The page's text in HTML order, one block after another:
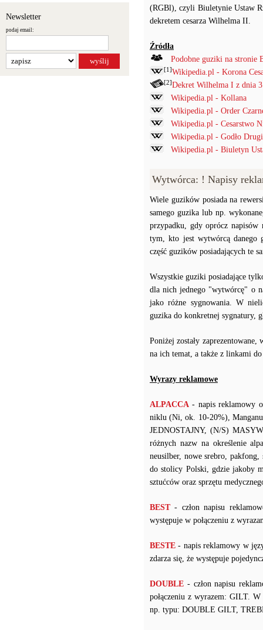
Newsletter
podaj email:
(RGBl), czyli Biuletynie Ustaw
dekretem cesarza Wilhelma II.
Źródła
Podobne guziki na stronie
[1]Wikipedia.pl - Korona
[2]Dekret Wilhelma I z dnia
Wikipedia.pl - Kollana
Wikipedia.pl - Order
Wikipedia.pl - Cesarstwo
Wikipedia.pl - Godło
Wikipedia.pl - Biuletyn
Wytwórca: ! Napisy
Wiele guzików posiada na
samego guzika lub np.
przypadku, gdy oprócz napisów
tym, kto jest wytwórcą danego
część guzików posiadających te
Wszystkie guziki posiadające
dla nich jednego "wytwórcę" o
jako różne sygnowania. W
guzika do konkretnej sygnatury,
Poniżej zostały
na ich temat, a także z linkami
Wyrazy reklamowe
ALPACCA - napis reklamowy
niklu (Ni, ok. 10-20%),
JEDNOSTAJNY, (N/S)
różnych nazw na określenie
neusilber, nowe srebro,
do stolicy Polski, gdzie jakoby
sztućców oraz sprzętu
BEST- człon napisu
występuje w połączeniu z
BESTE - napis reklamowy w
zdarza się, że występuje
DOUBLE - człon napisu
połączeniu z wyrazem: GILT.
np. typu: DOUBLE GILT,